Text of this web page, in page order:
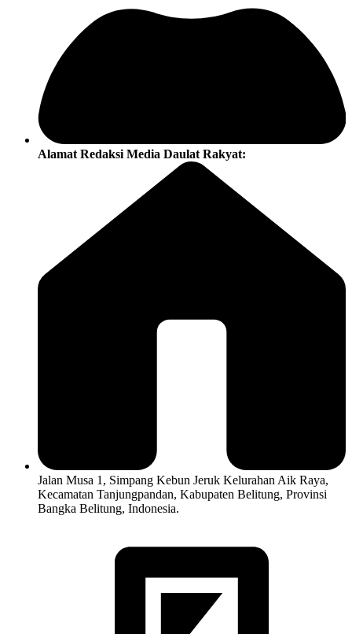
Alamat Redaksi Media Daulat Rakyat:
Jalan Musa 1, Simpang Kebun Jeruk Kelurahan Aik Raya,
Kecamatan Tanjungpandan, Kabupaten Belitung, Provinsi
Bangka Belitung, Indonesia.